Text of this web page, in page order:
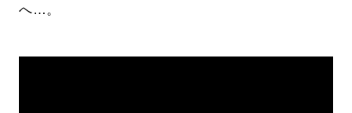
へ…。